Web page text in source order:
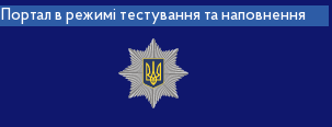
Портал в режимі тестування та наповнення